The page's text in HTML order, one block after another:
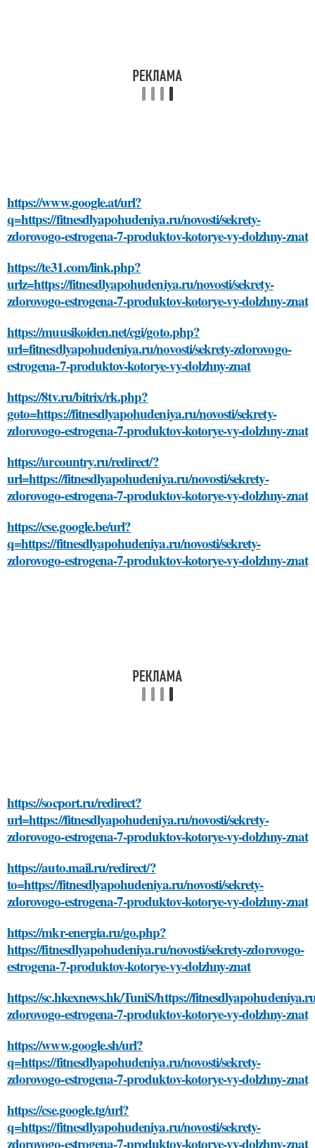
https://www.google.at/url?
q=https://fitnesdlyapohudeniya.ru/novosti/sekrety-
zdorovogo-estrogena-7-produktov-kotorye-vy-dolzhny-znat
https://te31.com/link.php?
urlz=https://fitnesdlyapohudeniya.ru/novosti/sekrety-
zdorovogo-estrogena-7-produktov-kotorye-vy-dolzhny-znat
https://muusikoiden.net/cgi/goto.php?
url=fitnesdlyapohudeniya.ru/novosti/sekrety-zdorovogo-
estrogena-7-produktov-kotorye-vy-dolzhny-znat
https://8tv.ru/bitrix/rk.php?
goto=https://fitnesdlyapohudeniya.ru/novosti/sekrety-
zdorovogo-estrogena-7-produktov-kotorye-vy-dolzhny-znat
https://urcountry.ru/redirect/?
url=https://fitnesdlyapohudeniya.ru/novosti/sekrety-
zdorovogo-estrogena-7-produktov-kotorye-vy-dolzhny-znat
https://cse.google.be/url?
q=https://fitnesdlyapohudeniya.ru/novosti/sekrety-
zdorovogo-estrogena-7-produktov-kotorye-vy-dolzhny-znat
https://socport.ru/redirect?
url=https://fitnesdlyapohudeniya.ru/novosti/sekrety-
zdorovogo-estrogena-7-produktov-kotorye-vy-dolzhny-znat
https://auto.mail.ru/redirect/?
to=https://fitnesdlyapohudeniya.ru/novosti/sekrety-
zdorovogo-estrogena-7-produktov-kotorye-vy-dolzhny-znat
https://mkr-energia.ru/go.php?
https://fitnesdlyapohudeniya.ru/novosti/sekrety-zdorovogo-
estrogena-7-produktov-kotorye-vy-dolzhny-znat
https://sc.hkexnews.hk/TuniS/https://
zdorovogo-estrogena-7-produktov-kotorye-vy-dolzhny-znat
https://www.google.sh/url?
q=https://fitnesdlyapohudeniya.ru/novosti/sekrety-
zdorovogo-estrogena-7-produktov-kotorye-vy-dolzhny-znat
https://cse.google.tg/url?
q=https://fitnesdlyapohudeniya.ru/novosti/sekrety-
zdorovogo-estrogena-7-produktov-kotorye-vy-dolzhny-znat